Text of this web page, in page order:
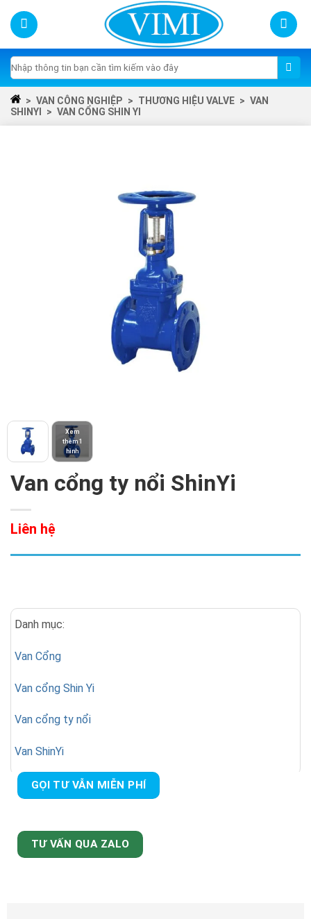
Skip
content
Tìm
kiếm:
> VAN CÔNG NGHIỆP > THƯƠNG HIỆU VALVE > VAN
SHINYI
> VAN CỔNG SHIN YI
Xem
thêm 1
hình
Van cổng ty nổi ShinYi
Liên hệ
Danh mục:
Van Cổng
Van cổng Shin Yi
Van cổng ty nổi
Van ShinYi
GỌI TƯ VẪN MIỄN PHÍ
TƯ VẤN QUA ZALO